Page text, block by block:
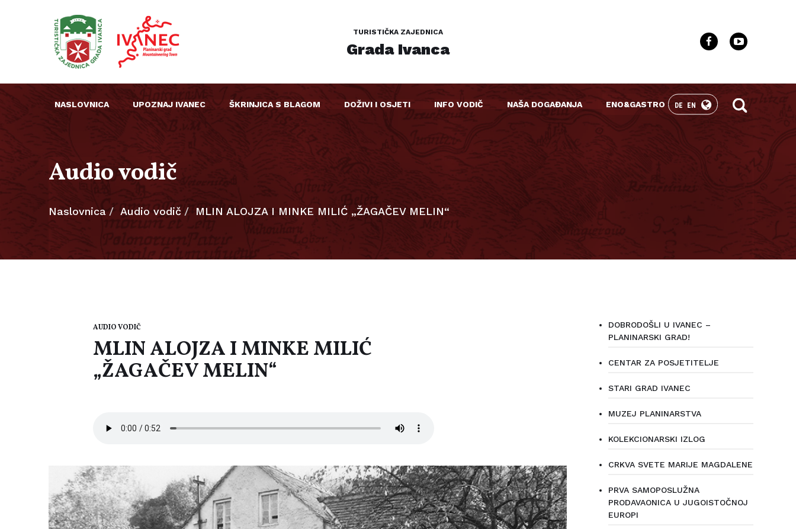
TURISTIČKA ZAJEDNICA
Grada Ivanca
NASLOVNICA UPOZNAJ IVANEC ŠKRINJICA S BLAGOM DOŽIVI I OSJETI INFO VODIČ NAŠA DOGAĐANJA ENO&GASTRO DE EN
Audio vodič
Naslovnica Audio vodič MLIN ALOJZA I MINKE MILIĆ „ŽAGAČEV MELIN“
AUDIO VODIČ
MLIN ALOJZA I MINKE MILIĆ
„ŽAGAČEV MELIN“
DOBRODOŠLI U IVANEC –
PLANINARSKI GRAD!
CENTAR ZA POSJETITELJE
STARI GRAD IVANEC
MUZEJ PLANINARSTVA
KOLEKCIONARSKI IZLOG
CRKVA SVETE MARIJE MAGDALENE
PRVA SAMOPOSLUŽNA
PRODAVAONICA U JUGOISTOČNOJ
EUROPI